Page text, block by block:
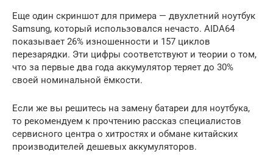
Еще один скриншот для примера — двухлетний ноутбук
Samsung, который использовался нечасто. AIDA64
показывает 26% изношенности и 157 циклов
перезарядки. Эти цифры соответствуют и теории о том,
что за первые два года аккумулятор теряет до 30%
своей номинальной ёмкости.
Если же вы решитесь на замену батареи для ноутбука,
то рекомендуем к прочтению рассказ специалистов
сервисного центра о хитростях и обмане китайских
производителей дешевых аккумуляторов.